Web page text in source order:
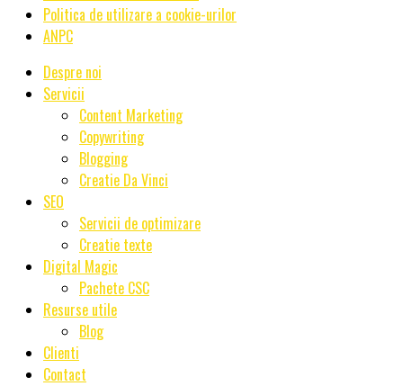
Politica de utilizare a cookie-urilor
ANPC
Despre noi
Servicii
Content Marketing
Copywriting
Blogging
Creatie Da Vinci
SEO
Servicii de optimizare
Creatie texte
Digital Magic
Pachete CSC
Resurse utile
Blog
Clienti
Contact